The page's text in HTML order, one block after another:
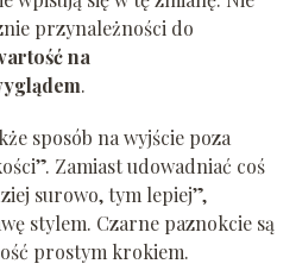
przynależności do
na
.
sposób na wyjście poza
Zamiast udowadniać coś
surowo, tym lepiej”,
stylem. Czarne paznokcie są
prostym krokiem.